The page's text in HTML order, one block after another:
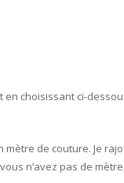
choisissant ci-
mètre de couture. Je
n’avez pas de